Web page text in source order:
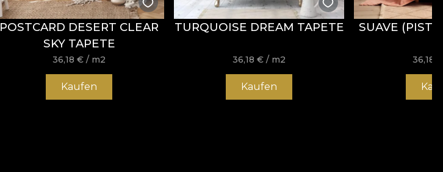
POSTCARD DESERT CLEAR
SKY TAPETE
36,18€ / m2
Kaufen
TURQUOISE DREAM TAPETE
36,18€ / m2
Kaufen
SUAVE
36,18